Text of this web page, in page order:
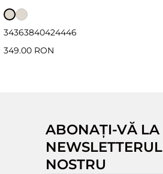
34363840424446
349.00 RON
ABONAȚI-VĂ LA
NEWSLETTERUL
NOSTRU